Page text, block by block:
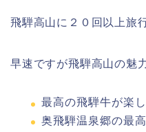
飛騨高山に２０回以上旅
早速ですが飛騨高山の魅
最高の飛騨牛が楽
奥飛騨温泉郷の最